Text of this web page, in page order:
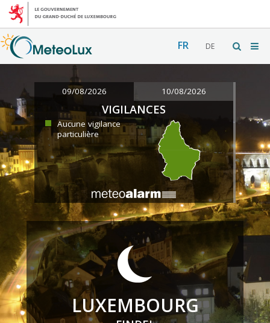
FR DE
09/08/2026 10/08/2026
VIGILANCES
Aucune vigilance
particulière
LUXEMBOURG